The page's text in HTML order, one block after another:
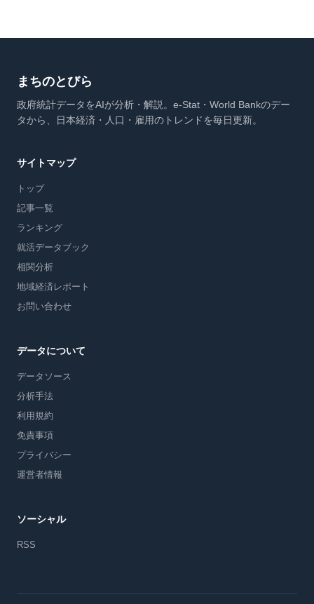
まちのとびら
政府統計データをAIが分析・解説。e-Stat・World Bankのデー
タから、日本経済・人口・雇用のトレンドを毎日更新。
サイトマップ
トップ
記事一覧
ランキング
就活データブック
相関分析
地域経済レポート
お問い合わせ
データについて
データソース
分析手法
利用規約
免責事項
プライバシー
運営者情報
ソーシャル
RSS